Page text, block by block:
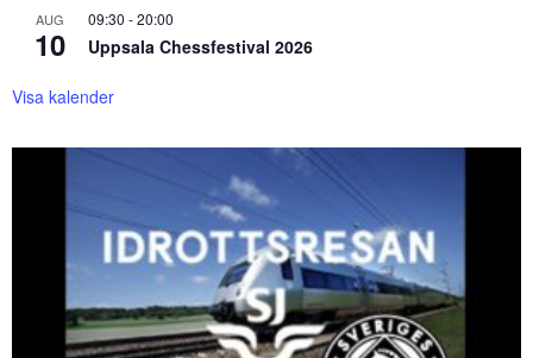
AUG
10
09:30 -20:00
Uppsala Chessfestival 2026
Visa kalender